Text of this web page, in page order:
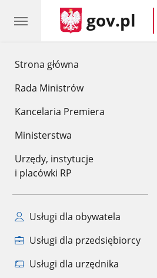
Strona główna
Rada Ministrów
Kancelaria Premiera
Ministerstwa
Urzędy, instytucje
i placówki RP
Usługi dla obywatela
Usługi dla przedsiębiorcy
Usługi dla urzędnika
gov.pl